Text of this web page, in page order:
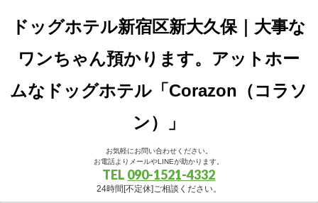
ドッグホテル新宿区新大久保｜大事な
ワンちゃん預かります。アットホー
ムなドッグホテル「Corazon（コラソ
ン）」
お気軽にお問い合わせください。
お電話よりメールやLINEが助かります。
TEL 090-1521-4332
24時間[不定休]ご相談ください。